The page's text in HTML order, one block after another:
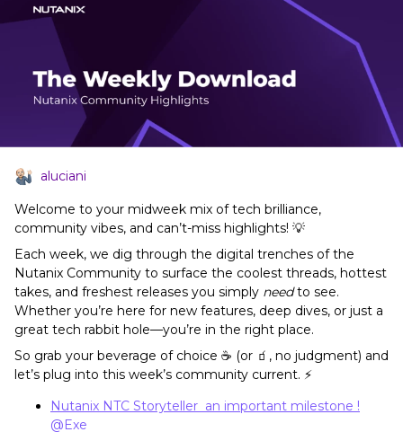
aluciani
Welcome to your midweek mix of tech brilliance,
community vibes, and can’t-miss highlights! 💡
Each week, we dig through the digital trenches of the
Nutanix Community to surface the coolest threads, hottest
takes, and freshest releases you simply needto see.
Whether you’re here for new features, deep dives, or just a
great tech rabbit hole—you’re in the right place.
So grab your beverage of choice ☕ (or 🧃, no judgment) and
let’s plug into this week’s community current. ⚡
Nutanix NTC Storyteller an important milestone !
@Exe